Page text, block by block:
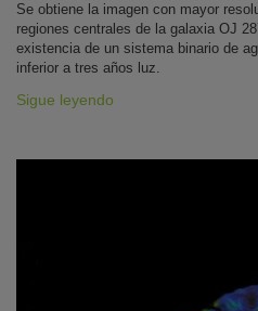
Se obtiene la imagen con mayor
regiones centrales de la galaxia OJ
existencia de un sistema binario de
inferior a tres años luz.
Sigue leyendo